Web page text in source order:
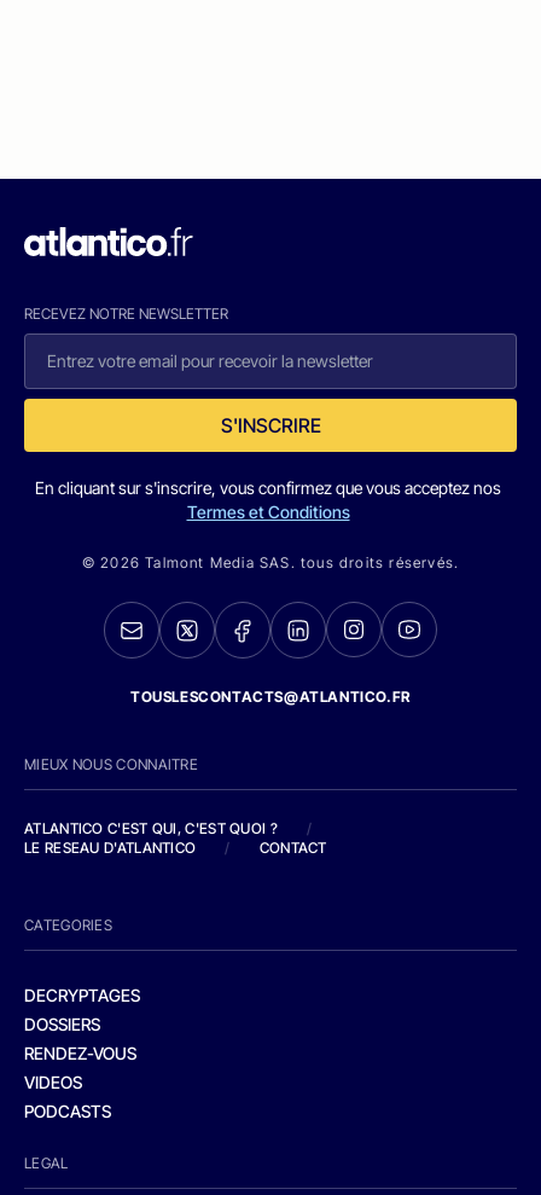
RECEVEZ NOTRE NEWSLETTER
S'INSCRIRE
En cliquant sur s'inscrire, vous confirmez que vous acceptez nos
Termes et Conditions
© 2026 Talmont Media SAS. tous droits réservés.
TOUSLESCONTACTS@ATLANTICO.FR
MIEUX NOUS CONNAITRE
ATLANTICO C'EST QUI, C'EST QUOI ?
/
LE RESEAU D'ATLANTICO
/ CONTACT
CATEGORIES
DECRYPTAGES
DOSSIERS
RENDEZ-VOUS
VIDEOS
PODCASTS
LEGAL